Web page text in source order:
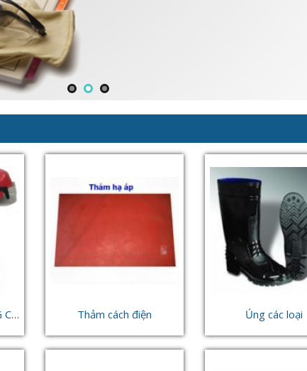
TRANG PHỤC PHÒNG CHÁY CHỮA CHÁY Thảm cách điện Ủng các loại